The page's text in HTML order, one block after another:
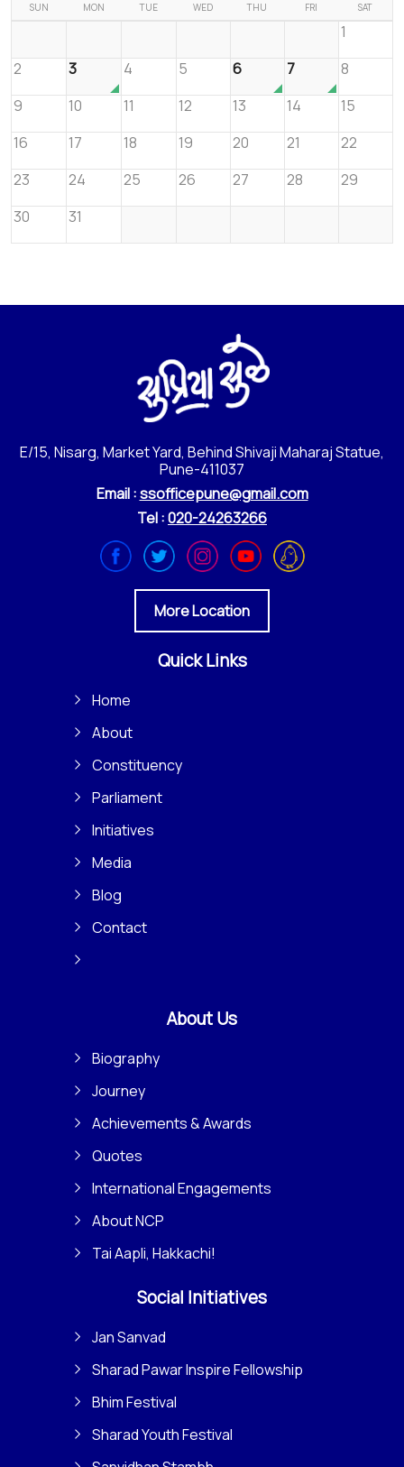
SUN MON TUE WED THU FRI SAT
1
2
3 4 5 6 7
8
9
10 11 12 13 14
15
16
17 18 19 20 21
22
23
24 25 26 27 28
29
30
31
E/15, Nisarg, Market Yard, Behind Shivaji Maharaj Statue,
Pune-411037
Email :ssofficepune@gmail.com
Tel :020-24263266
More Location
Quick Links
Home
About
Constituency
Parliament
Initiatives
Media
Blog
Contact
About Us
Biography
Journey
Achievements & Awards
Quotes
International Engagements
About NCP
Tai Aapli, Hakkachi!
Social Initiatives
Jan Sanvad
Sharad Pawar Inspire Fellowship
Bhim Festival
Sharad Youth Festival